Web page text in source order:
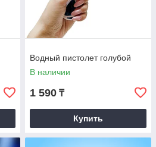
Водный пистолет голубой
В наличии
1 590 ₸
Купить